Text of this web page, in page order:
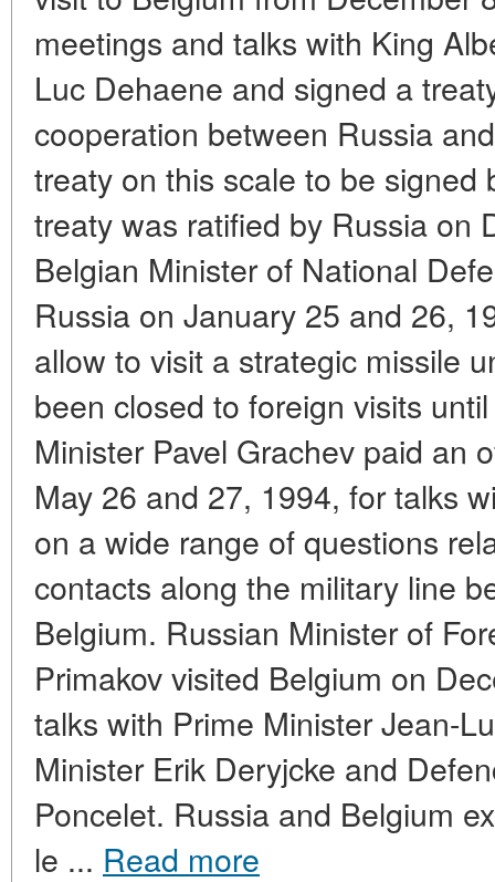
meetings and talks with King
Luc Dehaene and signed a
cooperation between Russia
treaty on this scale to be signed
treaty was ratified by Russia on
Belgian Minister of National
Russia on January 25 and 26,
allow to visit a strategic missile
been closed to foreign visits
Minister Pavel Grachev paid an
May 26 and 27, 1994, for talks
on a wide range of questions
contacts along the military line
Belgium. Russian Minister of
Primakov visited Belgium on
talks with Prime Minister Jean-
Minister Erik Deryjcke and
Poncelet. Russia and Belgium
le ... Read more